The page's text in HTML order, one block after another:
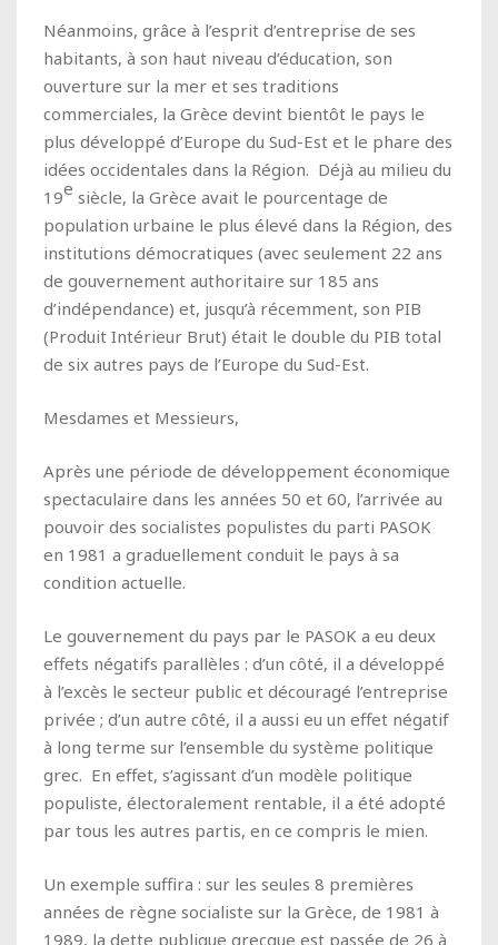
Néanmoins, grâce à l’esprit d’entreprise de ses
habitants, à son haut niveau d’éducation, son
ouverture sur la mer et ses traditions
commerciales, la Grèce devint bientôt le pays le
plus développé d’Europe du Sud-Est et le phare des
idées occidentales dans la Région. Déjà au milieu du
19e siècle, la Grèce avait le pourcentage de
population urbaine le plus élevé dans la Région, des
institutions démocratiques (avec seulement 22 ans
de gouvernement authoritaire sur 185 ans
d’indépendance) et, jusqu’à récemment, son PIB
(Produit Intérieur Brut) était le double du PIB total
de six autres pays de l’Europe du Sud-Est.
Mesdames et Messieurs,
Après une période de développement économique
spectaculaire dans les années 50 et 60, l’arrivée au
pouvoir des socialistes populistes du parti PASOK
en 1981 a graduellement conduit le pays à sa
condition actuelle.
Le gouvernement du pays par le PASOK a eu deux
effets négatifs parallèles : d’un côté, il a développé
à l’excès le secteur public et découragé l’entreprise
privée ; d’un autre côté, il a aussi eu un effet négatif
à long terme sur l’ensemble du système politique
grec. En effet, s’agissant d’un modèle politique
populiste, électoralement rentable, il a été adopté
par tous les autres partis, en ce compris le mien.
Un exemple suffira : sur les seules 8 premières
années de règne socialiste sur la Grèce, de 1981 à
1989, la dette publique grecque est passée de 26 à